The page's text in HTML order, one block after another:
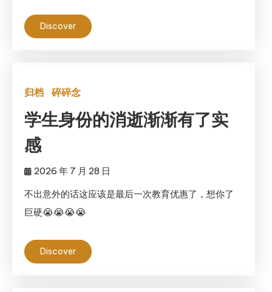
Discover
归档 碎碎念
学生身份的消逝渐渐有了实
感
2026 年 7 月 28 日
不出意外的话这应该是最后一次教育优惠了，想你了
巨硬😭😭😭😭
Discover